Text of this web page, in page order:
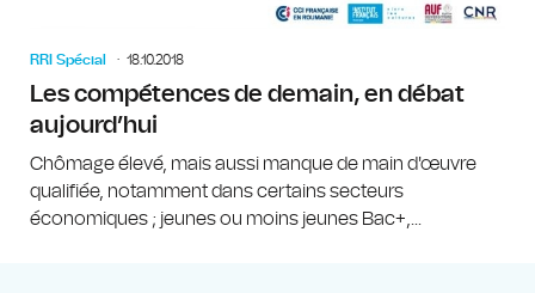
RRI Spécial 18.10.2018
Les compétences de demain, en débat
aujourd’hui
Chômage élevé, mais aussi manque de main d'œuvre
qualifiée, notamment dans certains secteurs
économiques ; jeunes ou moins jeunes Bac+,...